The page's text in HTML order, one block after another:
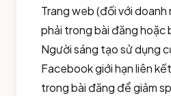
Trang web (đối với
phải trong bài đăng hoặc
Người sáng tạo sử dụng
Facebook giới hạn liên
trong bài đăng để giảm